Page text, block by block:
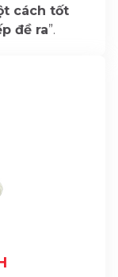
cách tốt
đề ra”.